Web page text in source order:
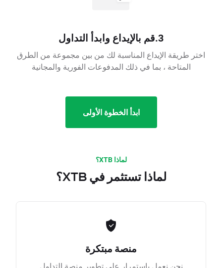
3.قم بالإيداع وابدأ التداول
اختر طريقة الإيداع المناسبة لك من بين مجموعة من الطرق
المتاحة ، بما في ذلك المدفوعات الفورية والمجانية
ابدأ الخطوة الأولى
لماذا XTB؟
لماذا تستثمر في XTB؟
منصة مبتكرة